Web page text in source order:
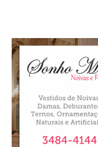
popularizou na
decalques
recentemente
de editoração
cupom de
INSTRUÇÕES
DE DESCONTO 1